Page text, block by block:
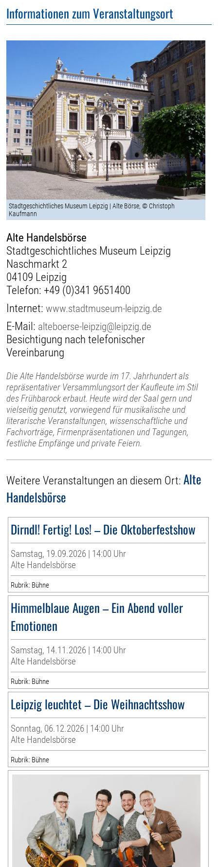
Informationen zum Veranstaltungsort
Stadtgeschichtliches Museum Leipzig | Alte Börse, © Christoph
Kaufmann
Alte Handelsbörse
Stadtgeschichtliches Museum Leipzig
Naschmarkt 2
04109 Leipzig
Telefon: +49 (0)341 9651400
Internet:www.stadtmuseum-leipzig.de
E-Mail: alteboerse-leipzig@leipzig.de
Besichtigung nach telefonischer
Vereinbarung
Die Alte Handelsbörse wurde im 17. Jahrhundert als
repräsentativer Versammlungsort der Kaufleute im Stil
des Frühbarock erbaut. Heute wird der Saal gern und
vielseitig genutzt, vorwiegend für musikalische und
literarische Veranstaltungen, wissenschaftliche und
Fachvorträge, Firmenpräsentationen und Tagungen,
festliche Empfänge und private Feiern.
Weitere Veranstaltungen an diesem Ort:Alte
Handelsbörse
Dirndl! Fertig! Los! – Die Oktoberfestshow
Samstag, 19.09.2026 | 14:00 Uhr
Alte Handelsbörse
Rubrik: Bühne
Himmelblaue Augen – Ein Abend voller
Emotionen
Samstag, 14.11.2026 | 14:00 Uhr
Alte Handelsbörse
Rubrik: Bühne
Leipzig leuchtet – Die Weihnachtsshow
Sonntag, 06.12.2026 | 14:00 Uhr
Alte Handelsbörse
Rubrik: Bühne